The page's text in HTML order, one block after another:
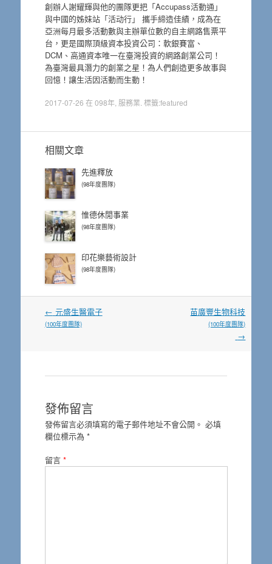
創辦人謝耀輝與他的團隊更把「Accupass活動通」
與中國的姊妹站「活动行」 攜手締造佳績，成為在
亞洲每月最多活動數與主辦單位數的自主網路售票平
台，更是國際頂級資本投資公司：軟銀賽富、
DCM、高通資本唯一在臺灣投資的網路創業公司！
為臺灣最具潛力的創業之星！為人們創造更多故事與
回憶！讓生活因活動而生動！
2017-07-26 在 098年, 服務業 . 標籤:featured
相關文章
先進釋放
(98年度團隊)
惟德休閒事業
(98年度團隊)
印花樂藝術設計
(98年度團隊)
文
章
← 元盛生醫電子
(100年度團隊)
苗廣豐生物科技
(100年度團隊)
→
發佈留言
發佈留言必須填寫的電子郵件地址不會公開。 必填
欄位標示為 *
留言 *